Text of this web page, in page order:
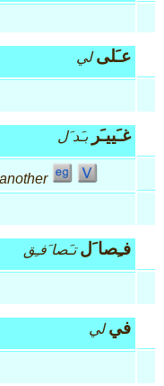
عـَلى لي
غـَييـَر بـَد َل
فـِصا َل تـَصا َفـِق
في لي